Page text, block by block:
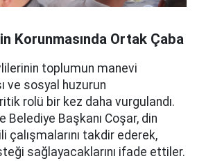
Korunmasında Ortak Çaba
toplumun manevi
ve sosyal huzurun
rolü bir kez daha vurgulandı.
Belediye Başkanı Coşar, din
çalışmalarını takdir ederek,
sağlayacaklarını ifade ettiler.